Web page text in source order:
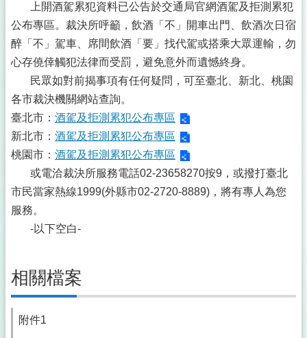
上開酒駕累犯資料已公告於交通局官網酒駕及拒測累犯
公布專區。裁決所呼籲，飲酒「不」開車出門、飲酒次日宿
醉「不」駕車、席間飲酒「要」找代駕或搭乘大眾運輸，勿
心存僥倖觸犯法律而受罰，避免意外而遺憾終身。
民眾如對前揭事項有任何疑問，可至臺北、新北、桃園
各市裁決機關網站查詢。
臺北市： 酒駕及拒測累犯公布專區
新北市： 酒駕及拒測累犯公布專區
桃園市： 酒駕及拒測累犯公布專區
或電洽裁決所服務電話02-23658270按9，或撥打臺北
市民當家熱線1999(外縣市02-2720-8889)，將有專人為您
服務。
-以下空白-
相關檔案
附件1